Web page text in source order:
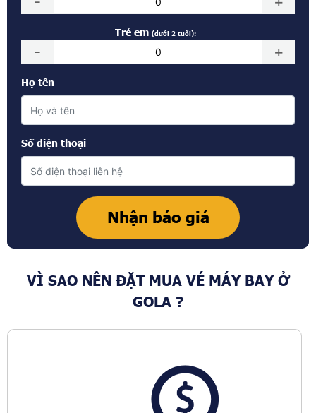
Trẻ em (dưới 2 tuổi):
- +
Họ tên
Số điện thoại
VÌ SAO NÊN ĐẶT MUA VÉ MÁY BAY Ở
GOLA ?